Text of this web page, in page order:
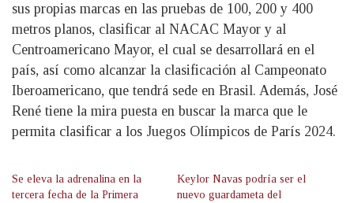
sus propias marcas en las pruebas de 100, 200 y 400
metros planos, clasificar al NACAC Mayor y al
Centroamericano Mayor, el cual se desarrollará en el
país, así como alcanzar la clasificación al Campeonato
Iberoamericano, que tendrá sede en Brasil. Además, José
René tiene la mira puesta en buscar la marca que le
permita clasificar a los Juegos Olímpicos de París 2024.
Se eleva la adrenalina en la
tercera fecha de la Primera
Keylor Navas podría ser el
nuevo guardameta del